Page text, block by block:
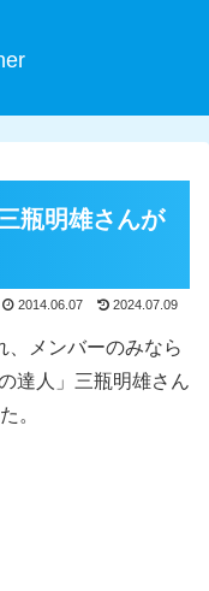
瓶明雄さんが
2014.06.07 2024.07.09
、メンバーのみなら
達人」三瓶明雄さん
。